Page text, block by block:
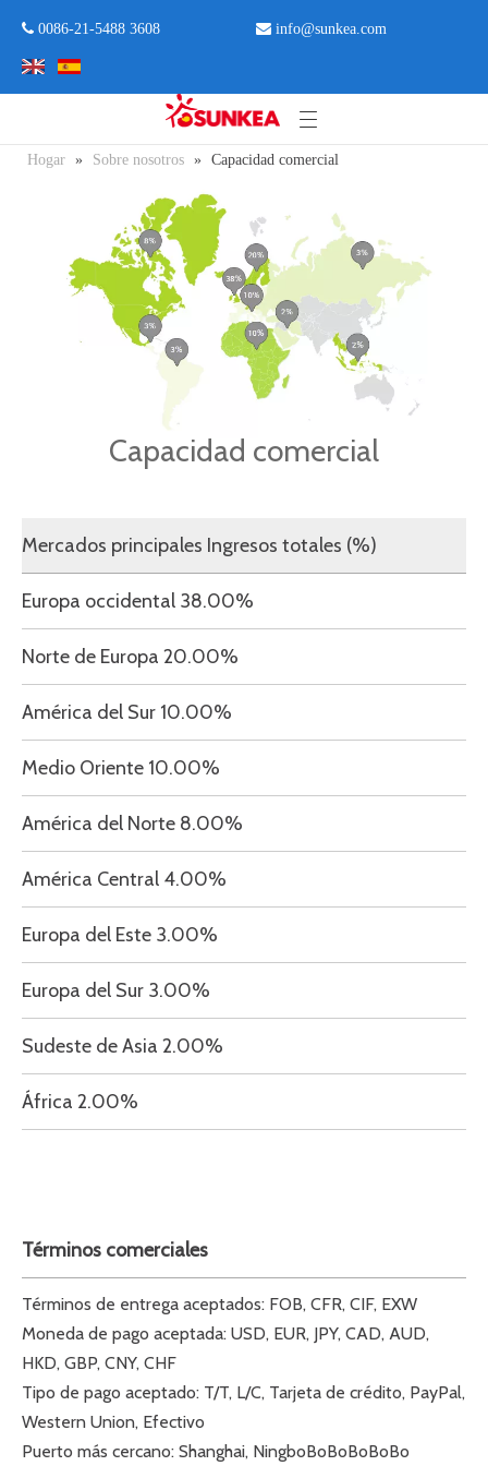
 0086-21-5488 3608  info@sunkea.com
Hogar » Sobre nosotros » Capacidad comercial
Capacidad comercial
Mercados principales Ingresos totales (%)
Europa occidental 38.00%
Norte de Europa 20.00%
América del Sur 10.00%
Medio Oriente 10.00%
América del Norte 8.00%
América Central 4.00%
Europa del Este 3.00%
Europa del Sur 3.00%
Sudeste de Asia 2.00%
África 2.00%
Términos comerciales
Términos de entrega aceptados: FOB, CFR, CIF, EXW
Moneda de pago aceptada: USD, EUR, JPY, CAD, AUD,
HKD, GBP, CNY, CHF
Tipo de pago aceptado: T/T, L/C, Tarjeta de crédito, PayPal,
Western Union, Efectivo
Puerto más cercano: Shanghai, NingboBoBoBoBoBo